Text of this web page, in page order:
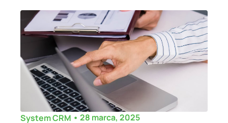
System CRM • 28 marca, 2025